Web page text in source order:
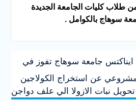
من طلاب كليات الجامعة الجديدة
سوهاج بالكوامل .
Previous
post:
ايناكتس جامعة سوهاج تفوز في
بمشروعي عن استخراج الكولاجين
نبات الازولا الي علف دواجن